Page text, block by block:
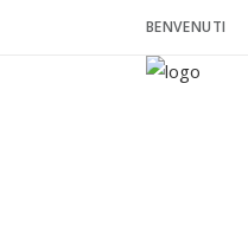
BENVENUTI